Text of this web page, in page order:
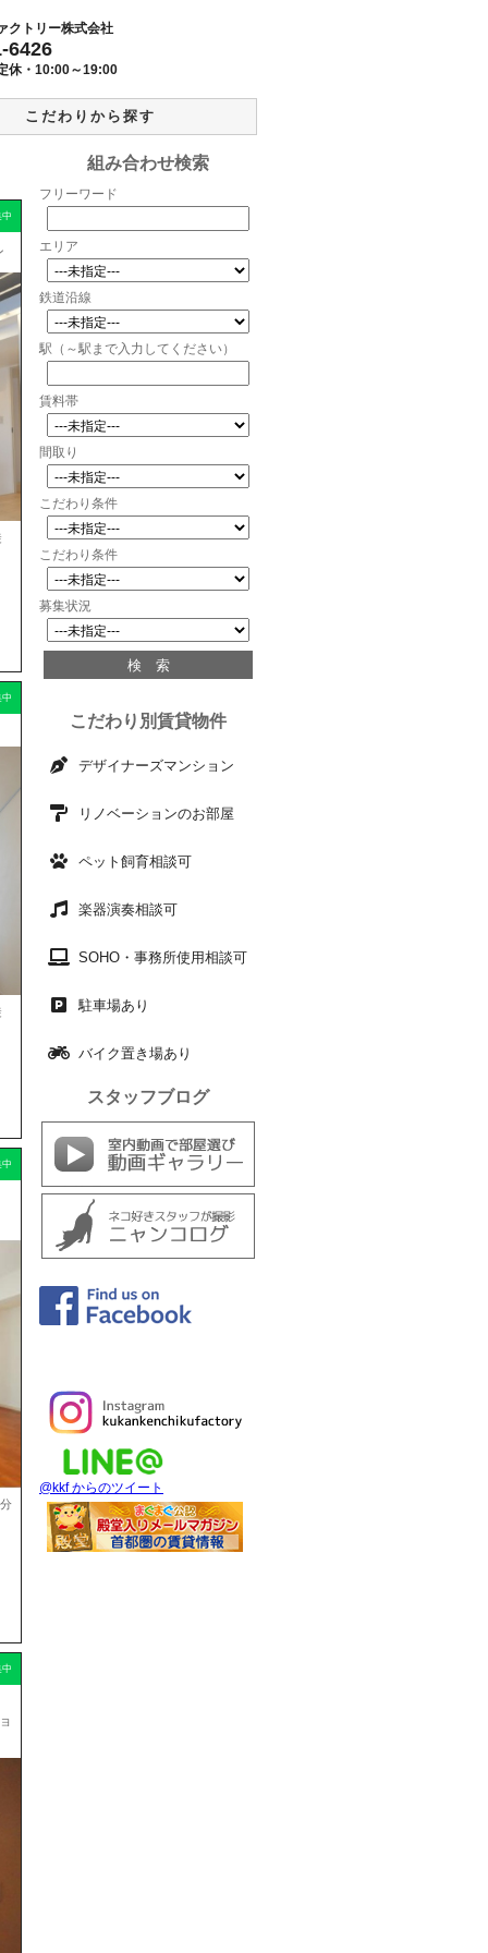
クトリー株式会社
6426
休・ 10:00～19:00
こだわりから探す
中
中
中
中
組み合わせ検索
フリーワード
エリア
鉄道沿線
駅（～駅まで入力してください）
賃料帯
間取り
こだわり条件
こだわり条件
募集状況
こだわり別賃貸物件
デザイナーズマンション
リノベーションのお部屋
ペット飼育相談可
楽器演奏相談可
SOHO・事務所使用相談可
駐車場あり
バイク置き場あり
スタッフブログ
@kkf からのツイート